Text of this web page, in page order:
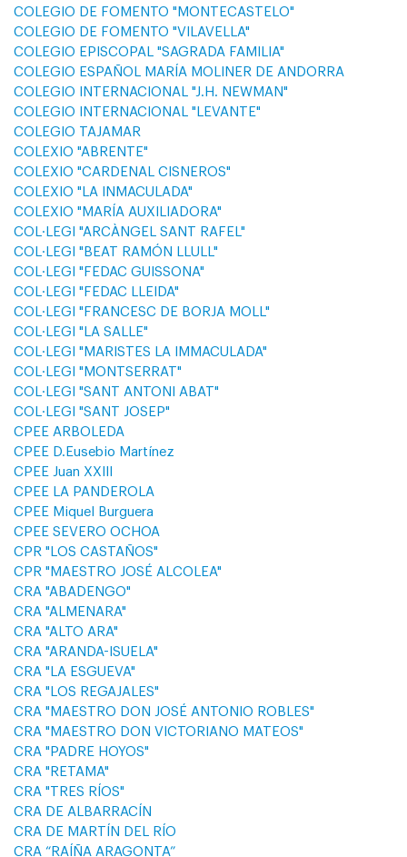
COLEGIO DE FOMENTO "MONTECASTELO"
COLEGIO DE FOMENTO "VILAVELLA"
COLEGIO EPISCOPAL "SAGRADA FAMILIA"
COLEGIO ESPAÑOL MARÍA MOLINER DE ANDORRA
COLEGIO INTERNACIONAL "J.H. NEWMAN"
COLEGIO INTERNACIONAL "LEVANTE"
COLEGIO TAJAMAR
COLEXIO "ABRENTE"
COLEXIO "CARDENAL CISNEROS"
COLEXIO "LA INMACULADA"
COLEXIO "MARÍA AUXILIADORA"
COL·LEGI "ARCÀNGEL SANT RAFEL"
COL·LEGI "BEAT RAMÓN LLULL"
COL·LEGI "FEDAC GUISSONA"
COL·LEGI "FEDAC LLEIDA"
COL·LEGI "FRANCESC DE BORJA MOLL"
COL·LEGI "LA SALLE"
COL·LEGI "MARISTES LA IMMACULADA"
COL·LEGI "MONTSERRAT"
COL·LEGI "SANT ANTONI ABAT"
COL·LEGI "SANT JOSEP"
CPEE ARBOLEDA
CPEE D.Eusebio Martínez
CPEE Juan XXIII
CPEE LA PANDEROLA
CPEE Miquel Burguera
CPEE SEVERO OCHOA
CPR "LOS CASTAÑOS"
CPR "MAESTRO JOSÉ ALCOLEA"
CRA "ABADENGO"
CRA "ALMENARA"
CRA "ALTO ARA"
CRA "ARANDA-ISUELA"
CRA "LA ESGUEVA"
CRA "LOS REGAJALES"
CRA "MAESTRO DON JOSÉ ANTONIO ROBLES"
CRA "MAESTRO DON VICTORIANO MATEOS"
CRA "PADRE HOYOS"
CRA "RETAMA"
CRA "TRES RÍOS"
CRA DE ALBARRACÍN
CRA DE MARTÍN DEL RÍO
CRA “RAÍÑA ARAGONTA”